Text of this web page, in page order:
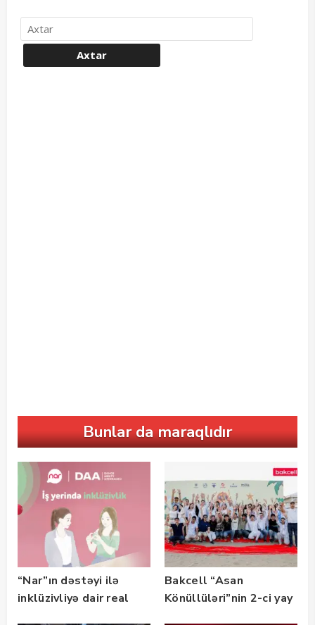
Bunlar da maraqlıdır
“Nar”ın dəstəyi ilə
inklüzivliyə dair real
Bakcell “Asan
Könüllüləri”nin 2-ci yay